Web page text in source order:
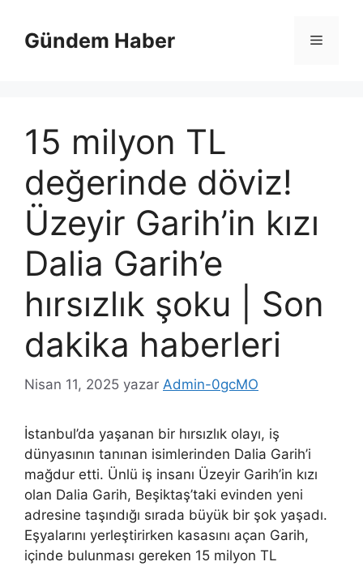
Gündem Haber Menü
15 milyon TL
değerinde döviz!
Üzeyir Garih’in kızı
Dalia Garih’e
hırsızlık şoku | Son
dakika haberleri
Nisan 11, 2025 yazar Admin-0gcMO
İstanbul’da yaşanan bir hırsızlık olayı, iş
dünyasının tanınan isimlerinden Dalia Garih’i
mağdur etti. Ünlü iş insanı Üzeyir Garih’in kızı
olan Dalia Garih, Beşiktaş’taki evinden yeni
adresine taşındığı sırada büyük bir şok yaşadı.
Eşyalarını yerleştirirken kasasını açan Garih,
içinde bulunması gereken 15 milyon TL